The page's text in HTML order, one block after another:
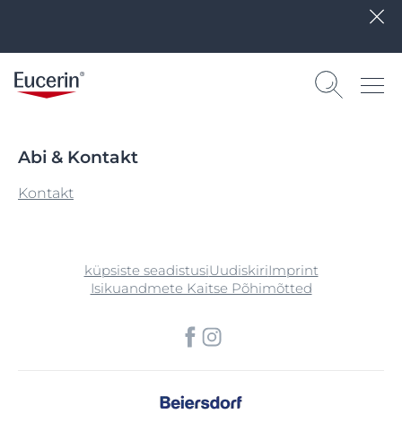
Abi & Kontakt
Kontakt
küpsiste seadistusiUudiskiriImprint
Isikuandmete Kaitse Põhimõtted